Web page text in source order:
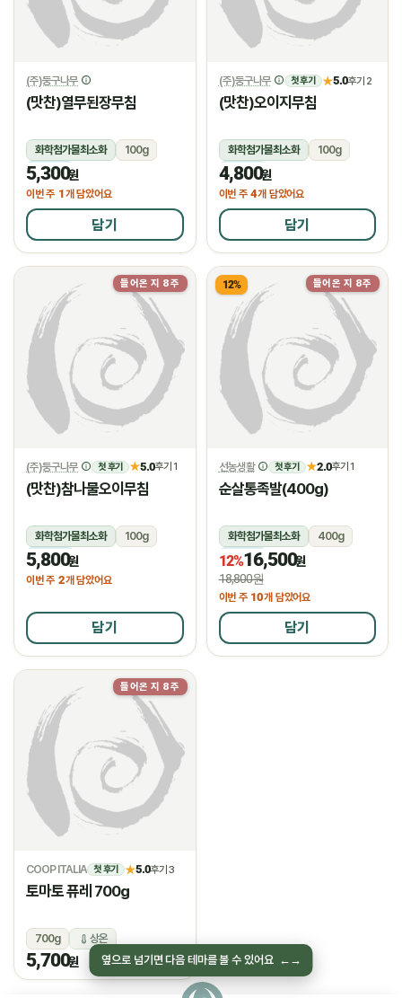
(주)둥구나무
(맛찬)열무된장무침
화학첨가물최소화
100g
냉장
5,300원
이번 주 1개 담았어요
담기
(주)둥구나무 첫 후기 ★5.0후기 2
(맛찬)오이지무침
화학첨가물최소화
100g
냉장
4,800원
이번 주 4개 담았어요
담기
들어온 지 8주
(주)둥구나무 첫 후기 ★5.0후기 1
(맛찬)참나물오이무침
화학첨가물최소화
100g
냉장
5,800원
이번 주 2개 담았어요
담기
들어온 지 8주
12%
선농생활 첫 후기 ★2.0후기 1
순살통족발(400g)
화학첨가물최소화
400g
냉장
12%16,500원
18,800원
이번 주 10개 담았어요
담기
들어온 지 8주
COOP ITALIA 첫 후기 ★5.0후기 3
토마토 퓨레 700g
700g 상온
5,700원 옆으로 넘기면 다음 테마를 볼 수 있어요 ← →